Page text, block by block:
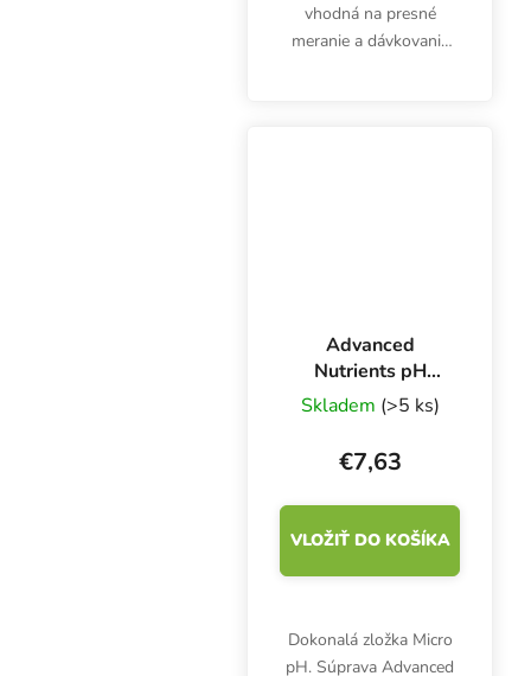
vhodná na presné
meranie a dávkovanie
Advanced
Nutrients pH
Perfect Micro 500
mikrokomponent
základného
hnojiva
Skladem (>5 ks)
€7,63
VLOŽIŤ DO KOŠÍKA
Dokonalá zložka Micro
pH. Súprava Advanced